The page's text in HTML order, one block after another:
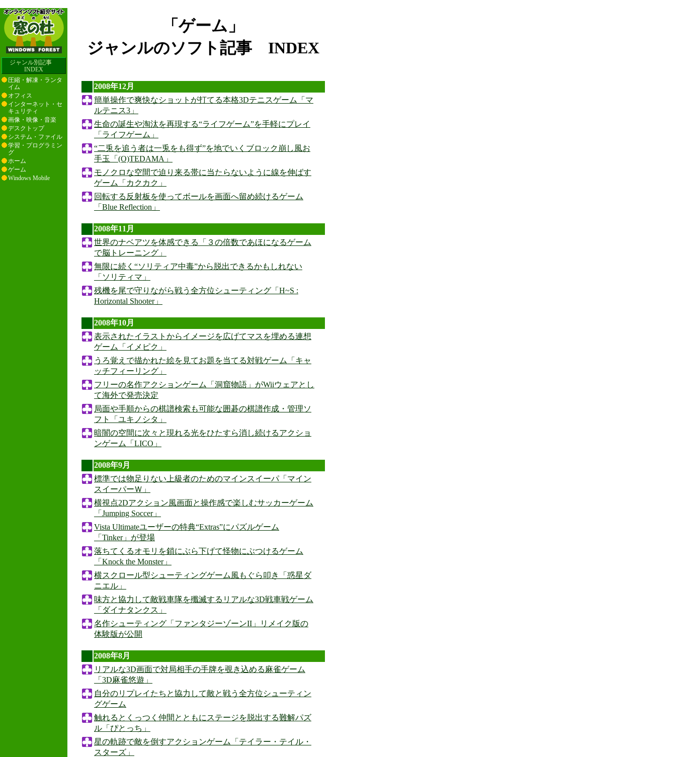
ジャンル別記事
INDEX
圧縮・解凍・ランタ
イム
オフィス
インターネット・セ
キュリティ
画像・映像・音楽
デスクトップ
システム・ファイル
学習・プログラミン
グ
ホーム
ゲーム
Windows Mobile
「ゲーム」
ジャンルのソフト記事 INDEX
2008年12月
簡単操作で爽快なショットが打てる本格3Dテニスゲーム「マ
ルテニス3」
生命の誕生や淘汰を再現する“ライフゲーム”を手軽にプレイ
「ライフゲーム」
“二兎を追う者は一兎をも得ず”を地でいくブロック崩し風お
手玉「(O)TEDAMA」
モノクロな空間で迫り来る帯に当たらないように線を伸ばす
ゲーム「カクカク」
回転する反射板を使ってボールを画面へ留め続けるゲーム
「Blue Reflection」
2008年11月
世界のナベアツを体感できる「３の倍数であほになるゲーム
で脳トレーニング」
無限に続く“ソリティア中毒”から脱出できるかもしれない
「ソリティマ」
残機を尾で守りながら戦う全方位シューティング「H~S :
Horizontal Shooter」
2008年10月
表示されたイラストからイメージを広げてマスを埋める連想
ゲーム「イメピク」
うろ覚えで描かれた絵を見てお題を当てる対戦ゲーム「キャ
ッチフィーリング」
フリーの名作アクションゲーム「洞窟物語」がWiiウェアとし
て海外で発売決定
局面や手順からの棋譜検索も可能な囲碁の棋譜作成・管理ソ
フト「ユキノシタ」
暗闇の空間に次々と現れる光をひたすら消し続けるアクショ
ンゲーム「LICO」
2008年9月
標準では物足りない上級者のためのマインスイーパ「マイン
スイーパーＷ」
横視点2Dアクション風画面と操作感で楽しむサッカーゲーム
「Jumping Soccer」
Vista Ultimateユーザーの特典“Extras”にパズルゲーム
「Tinker」が登場
落ちてくるオモリを鎖にぶら下げて怪物にぶつけるゲーム
「Knock the Monster」
横スクロール型シューティングゲーム風もぐら叩き「惑星ダ
ニエル」
味方と協力して敵戦車隊を殲滅するリアルな3D戦車戦ゲーム
「ダイナタンクス」
名作シューティング「ファンタジーゾーンII」リメイク版の
体験版が公開
2008年8月
リアルな3D画面で対局相手の手牌を覗き込める麻雀ゲーム
「3D麻雀悠遊」
自分のリプレイたちと協力して敵と戦う全方位シューティン
グゲーム
触れるとくっつく仲間とともにステージを脱出する難解パズ
ル「ぴとっち」
星の軌跡で敵を倒すアクションゲーム「テイラー・テイル・
スターズ」